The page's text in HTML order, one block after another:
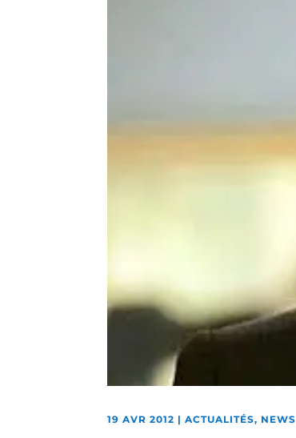
19 AVR 2012 |ACTUALITÉS, NEWS